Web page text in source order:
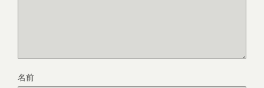
名前